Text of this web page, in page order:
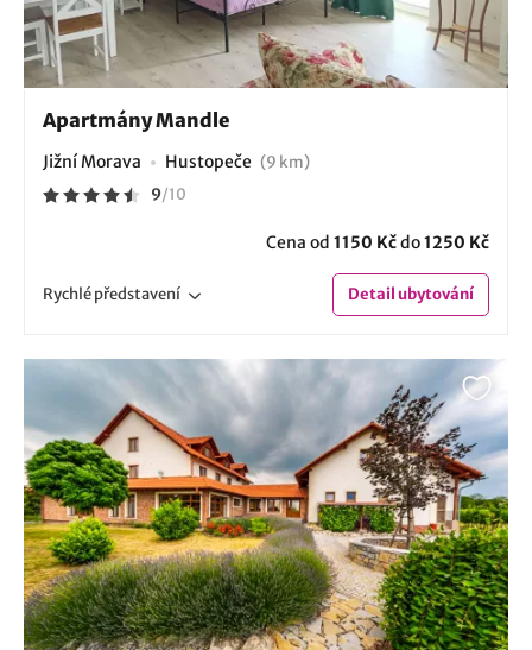
Apartmány Mandle
Jižní Morava Hustopeče (9 km)
9/10
Cena od 1150 Kčdo1250 Kč
Rychlépředstavení Detailubytování